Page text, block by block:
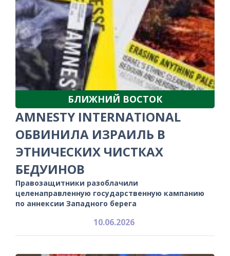
БЛИЖНИЙ ВОСТОК
AMNESTY INTERNATIONAL
ОБВИНИЛА ИЗРАИЛЬ В
ЭТНИЧЕСКИХ ЧИСТКАХ
БЕДУИНОВ
Правозащитники разоблачили
целенаправленную государственную кампанию
по аннексии Западного берега
10.06.2026